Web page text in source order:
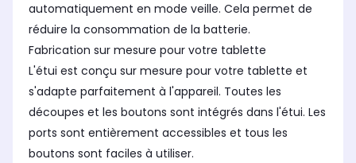
automatiquement en mode veille. Cela permet de
réduire la consommation de la batterie.
Fabrication sur mesure pour votre tablette
L'étui est conçu sur mesure pour votre tablette et
s'adapte parfaitement à l'appareil. Toutes les
découpes et les boutons sont intégrés dans l'étui. Les
ports sont entièrement accessibles et tous les
boutons sont faciles à utiliser.